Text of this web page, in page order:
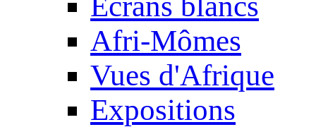
Afri-Mômes
Vues d'Afrique
Expositions